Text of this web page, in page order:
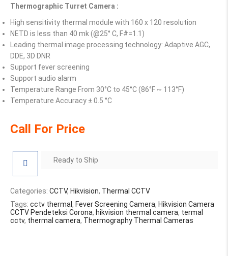
Thermographic Turret Camera :
High sensitivity thermal module with 160 x 120 resolution
NETD is less than 40 mk (@25° C, F#=1.1)
Leading thermal image processing technology: Adaptive AGC,
DDE, 3D DNR
Support fever screening
Support audio alarm
Temperature Range From 30°C to 45°C (86°F ~ 113°F)
Temperature Accuracy ± 0.5 °C
Call For Price
Ready to Ship
Categories: CCTV, Hikvision, Thermal CCTV
Tags: cctv thermal , Fever Screening Camera, Hikvision Camera
CCTV Pendeteksi Corona, hikvision thermal camera, termal
cctv, thermal camera, Thermography Thermal Cameras